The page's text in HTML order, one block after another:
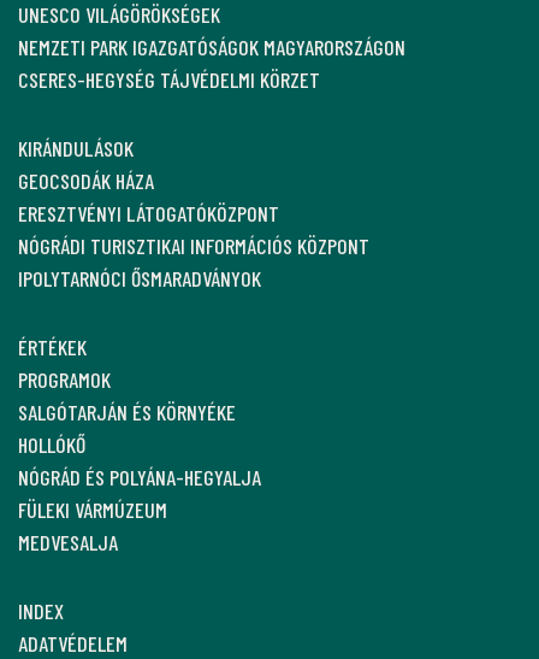
UNESCO VILÁGÖRÖKSÉGEK
NEMZETI PARK IGAZGATÓSÁGOK MAGYARORSZÁGON
CSERES-HEGYSÉG TÁJVÉDELMI KÖRZET
KIRÁNDULÁSOK
GEOCSODÁK HÁZA
ERESZTVÉNYI LÁTOGATÓKÖZPONT
NÓGRÁDI TURISZTIKAI INFORMÁCIÓS KÖZPONT
IPOLYTARNÓCI ŐSMARADVÁNYOK
ÉRTÉKEK
PROGRAMOK
SALGÓTARJÁN ÉS KÖRNYÉKE
HOLLÓKŐ
NÓGRÁD ÉS POLYÁNA-HEGYALJA
FÜLEKI VÁRMÚZEUM
MEDVESALJA
INDEX
ADATVÉDELEM